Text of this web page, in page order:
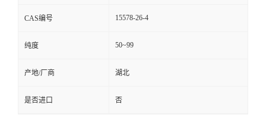
CAS编号 15578-26-4
纯度 50~99
产地/厂商 湖北
是否进口 否